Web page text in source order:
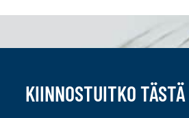
KIINNOSTUITKO